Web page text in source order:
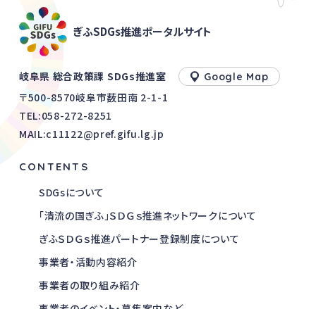
ぎふSDGs推進ポータルサイト
岐阜県 総合政策課 SDGs推進室 Google Map
〒500-8570岐阜市薮田南 2-1-1
TEL:058-272-8251
MAIL:c11122@pref.gifu.lg.jp
CONTENTS
SDGsについて
「清流の国ぎふ」ＳＤＧｓ推進ネットワークについて
ぎふＳＤＧｓ推進パートナー登録制度について
事業者・活動内容紹介
事業者の取り組み紹介